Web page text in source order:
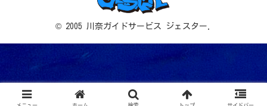
© 2005 川奈ガイドサービス ジェスター.